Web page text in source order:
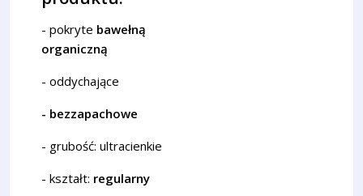
- pokryte bawełną
organiczną
- oddychające
- bezzapachowe
- grubość: ultracienkie
- kształt: regularny